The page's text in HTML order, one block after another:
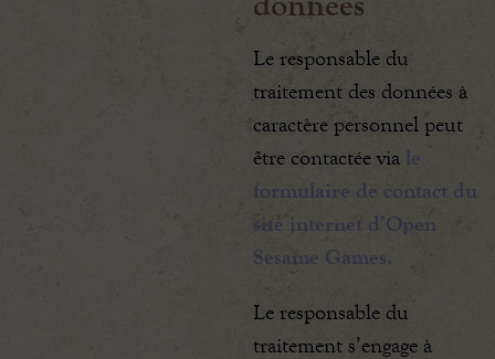
Le responsable du
traitement des données à
caractère personnel peut
être contactée via le
formulaire de contact du
site internet d’Open
Sesame Games.
Le responsable du
traitement s’engage à